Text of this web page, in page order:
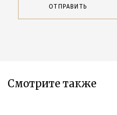
ОТПРАВИТЬ
Смотрите также